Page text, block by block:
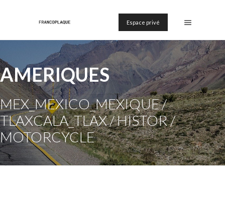
Espace privé
AMERIQUES
MEX_MEXICO_MEXIQUE /
TLAXCALA_TLAX / HISTOR /
MOTORCYCLE